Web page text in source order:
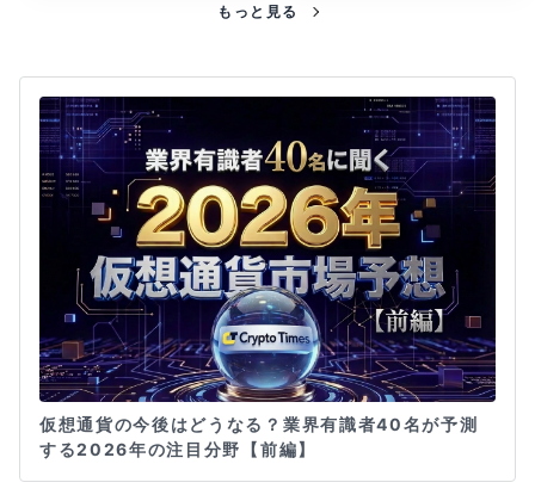
もっと見る
仮想通貨の今後はどうなる？業界有識者40名が予測
する2026年の注目分野【前編】